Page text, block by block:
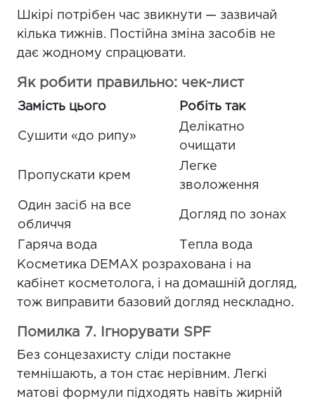
Шкірі потрібен час звикнути — зазвичай
кілька тижнів. Постійна зміна засобів не
дає жодному спрацювати.
Як робити правильно: чек-лист
Замість цього Робіть так
Сушити «до рипу»
Делікатно
очищати
Пропускати крем
Легке
зволоження
Один засіб на все
обличчя
Догляд по зонах
Гаряча вода
Тепла вода
Косметика DEMAX розрахована і на
кабінет косметолога, і на домашній догляд,
тож виправити базовий догляд нескладно.
Помилка 7. Ігнорувати SPF
Без сонцезахисту сліди постакне
темнішають, а тон стає нерівним. Легкі
матові формули підходять навіть жирній